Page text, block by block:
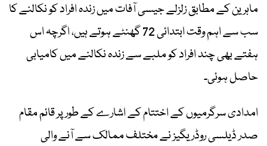
ماہرین کے مطابق زلزلے جیسی آفات میں زندہ افراد کو نکالنے کا
سب سے اہم وقت ابتدائی 72 گھنٹے ہوتے ہیں، اگرچہ اس
ہفتے بھی چند افراد کو ملبے سے زندہ نکالنے میں کامیابی
حاصل ہوئی۔
امدادی سرگرمیوں کے اختتام کے اشارے کے طور پر قائم مقام
صدر ڈیلسی روڈریگیز نے مختلف ممالک سے آنے والی